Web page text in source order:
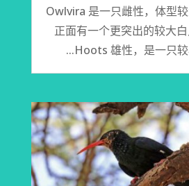
Owlvira 是一只雌性，体型较
正面有一个更突出的较大白
Hoots 雄性，是一只较